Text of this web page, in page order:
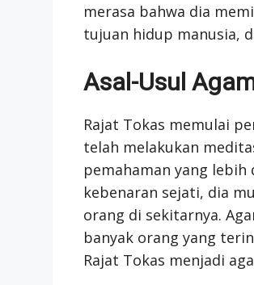
merasa bahwa dia
tujuan hidup manusia,
Asal-Usul
Rajat Tokas memulai
telah melakukan
pemahaman yang
kebenaran sejati, dia
orang di sekitarnya.
banyak orang yang
Rajat Tokas menjadi